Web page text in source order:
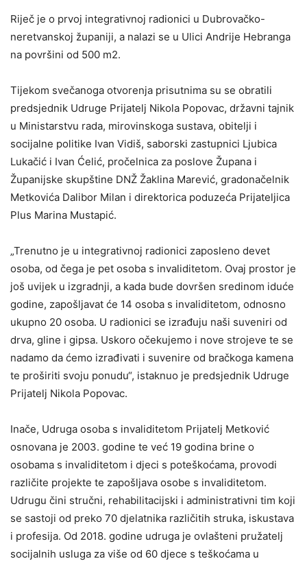
Riječ je o prvoj integrativnoj radionici u Dubrovačko-
neretvanskoj županiji, a nalazi se u Ulici Andrije Hebranga
na površini od 500 m2.
Tijekom svečanoga otvorenja prisutnima su se obratili
predsjednik Udruge Prijatelj Nikola Popovac, državni tajnik
u Ministarstvu rada, mirovinskoga sustava, obitelji i
socijalne politike Ivan Vidiš, saborski zastupnici Ljubica
Lukačić i Ivan Ćelić, pročelnica za poslove Župana i
Županijske skupštine DNŽ Žaklina Marević, gradonačelnik
Metkovića Dalibor Milan i direktorica poduzeća Prijateljica
Plus Marina Mustapić.
„Trenutno je u integrativnoj radionici zaposleno devet
osoba, od čega je pet osoba s invaliditetom. Ovaj prostor je
još uvijek u izgradnji, a kada bude dovršen sredinom iduće
godine, zapošljavat će 14 osoba s invaliditetom, odnosno
ukupno 20 osoba. U radionici se izrađuju naši suveniri od
drva, gline i gipsa. Uskoro očekujemo i nove strojeve te se
nadamo da ćemo izrađivati i suvenire od bračkoga kamena
te proširiti svoju ponudu“, istaknuo je predsjednik Udruge
Prijatelj Nikola Popovac.
Inače, Udruga osoba s invaliditetom Prijatelj Metković
osnovana je 2003. godine te već 19 godina brine o
osobama s invaliditetom i djeci s poteškoćama, provodi
različite projekte te zapošljava osobe s invaliditetom.
Udrugu čini stručni, rehabilitacijski i administrativni tim koji
se sastoji od preko 70 djelatnika različitih struka, iskustava
i profesija. Od 2018. godine udruga je ovlašteni pružatelj
socijalnih usluga za više od 60 djece s teškoćama u